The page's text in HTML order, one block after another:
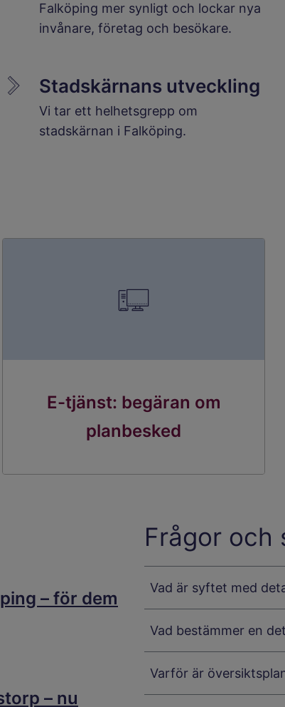
Falköping mer synligt och lockar nya
invånare, företag och besökare.
Stadskärnans utveckling
Vi tar ett helhetsgrepp om
stadskärnan i Falköping.
E-tjänst: begäran om
planbesked
– för dem
– nu
Frågor och
Vad är syftet med
Vad bestämmer en
Varför är